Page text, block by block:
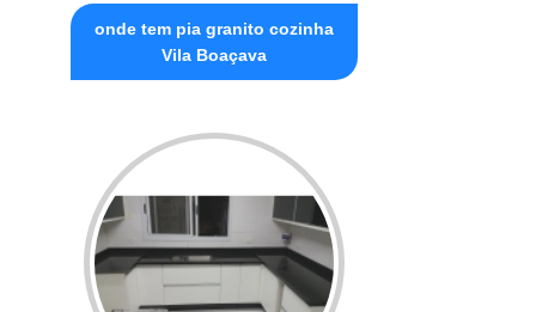
onde tem pia granito cozinha
Vila Boaçava